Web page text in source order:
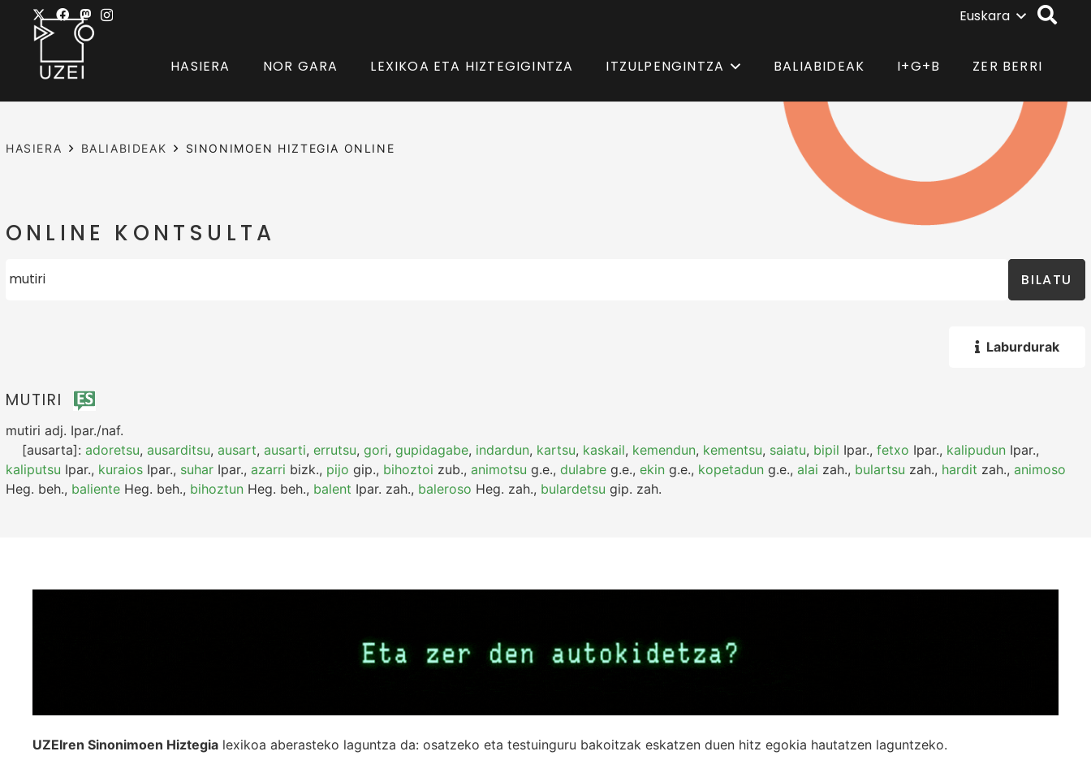
Euskara
HASIERA NOR GARA LEXIKOA ETA HIZTEGIGINTZA ITZULPENGINTZA BALIABIDEAK I+G+B ZER BERRI
HASIERA BALIABIDEAK SINONIMOEN HIZTEGIA ONLINE
ONLINE KONTSULTA
BILATU
Laburdurak
MUTIRI
mutiri adj. Ipar./naf.
[ausarta]: adoretsu, ausarditsu, ausart, ausarti, errutsu, gori, gupidagabe, indardun, kartsu, kaskail, kemendun, kementsu, saiatu, bipil Ipar., fetxo Ipar., kalipudun Ipar.,
kaliputsu Ipar., kuraios Ipar., suhar Ipar., azarri bizk., pijo gip., bihoztoi zub., animotsu g.e., dulabre g.e., ekin g.e., kopetadun g.e., alai zah., bulartsu zah., hardit zah., animoso
Heg. beh., baliente Heg. beh., bihoztun Heg. beh., balent Ipar. zah., baleroso Heg. zah., bulardetsu gip. zah.
UZEIren Sinonimoen Hiztegia lexikoa aberasteko laguntza da: osatzeko eta testuinguru bakoitzak eskatzen duen hitz egokia hautatzen laguntzeko.